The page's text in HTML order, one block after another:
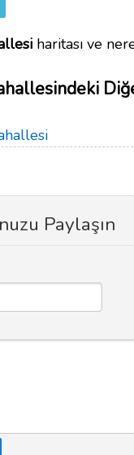
haritası ve
Paylaşın